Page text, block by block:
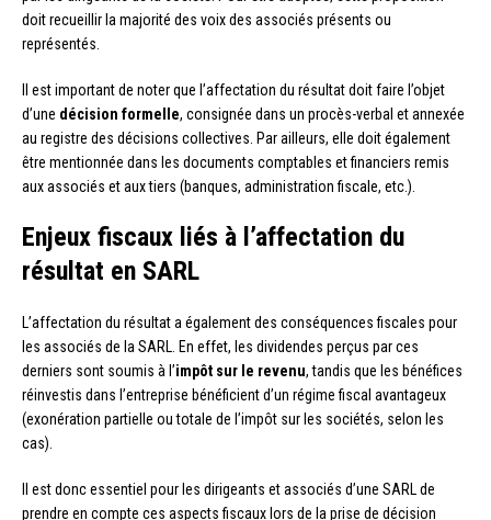
doit recueillir la majorité des voix des associés présents ou
représentés.
Il est important de noter que l’affectation du résultat doit faire l’objet
d’une décision formelle, consignée dans un procès-verbal et annexée
au registre des décisions collectives. Par ailleurs, elle doit également
être mentionnée dans les documents comptables et financiers remis
aux associés et aux tiers (banques, administration fiscale, etc.).
Enjeux fiscaux liés à l’affectation du
résultat en SARL
L’affectation du résultat a également des conséquences fiscales pour
les associés de la SARL. En effet, les dividendes perçus par ces
derniers sont soumis à l’impôt sur le revenu, tandis que les bénéfices
réinvestis dans l’entreprise bénéficient d’un régime fiscal avantageux
(exonération partielle ou totale de l’impôt sur les sociétés, selon les
cas).
Il est donc essentiel pour les dirigeants et associés d’une SARL de
prendre en compte ces aspects fiscaux lors de la prise de décision